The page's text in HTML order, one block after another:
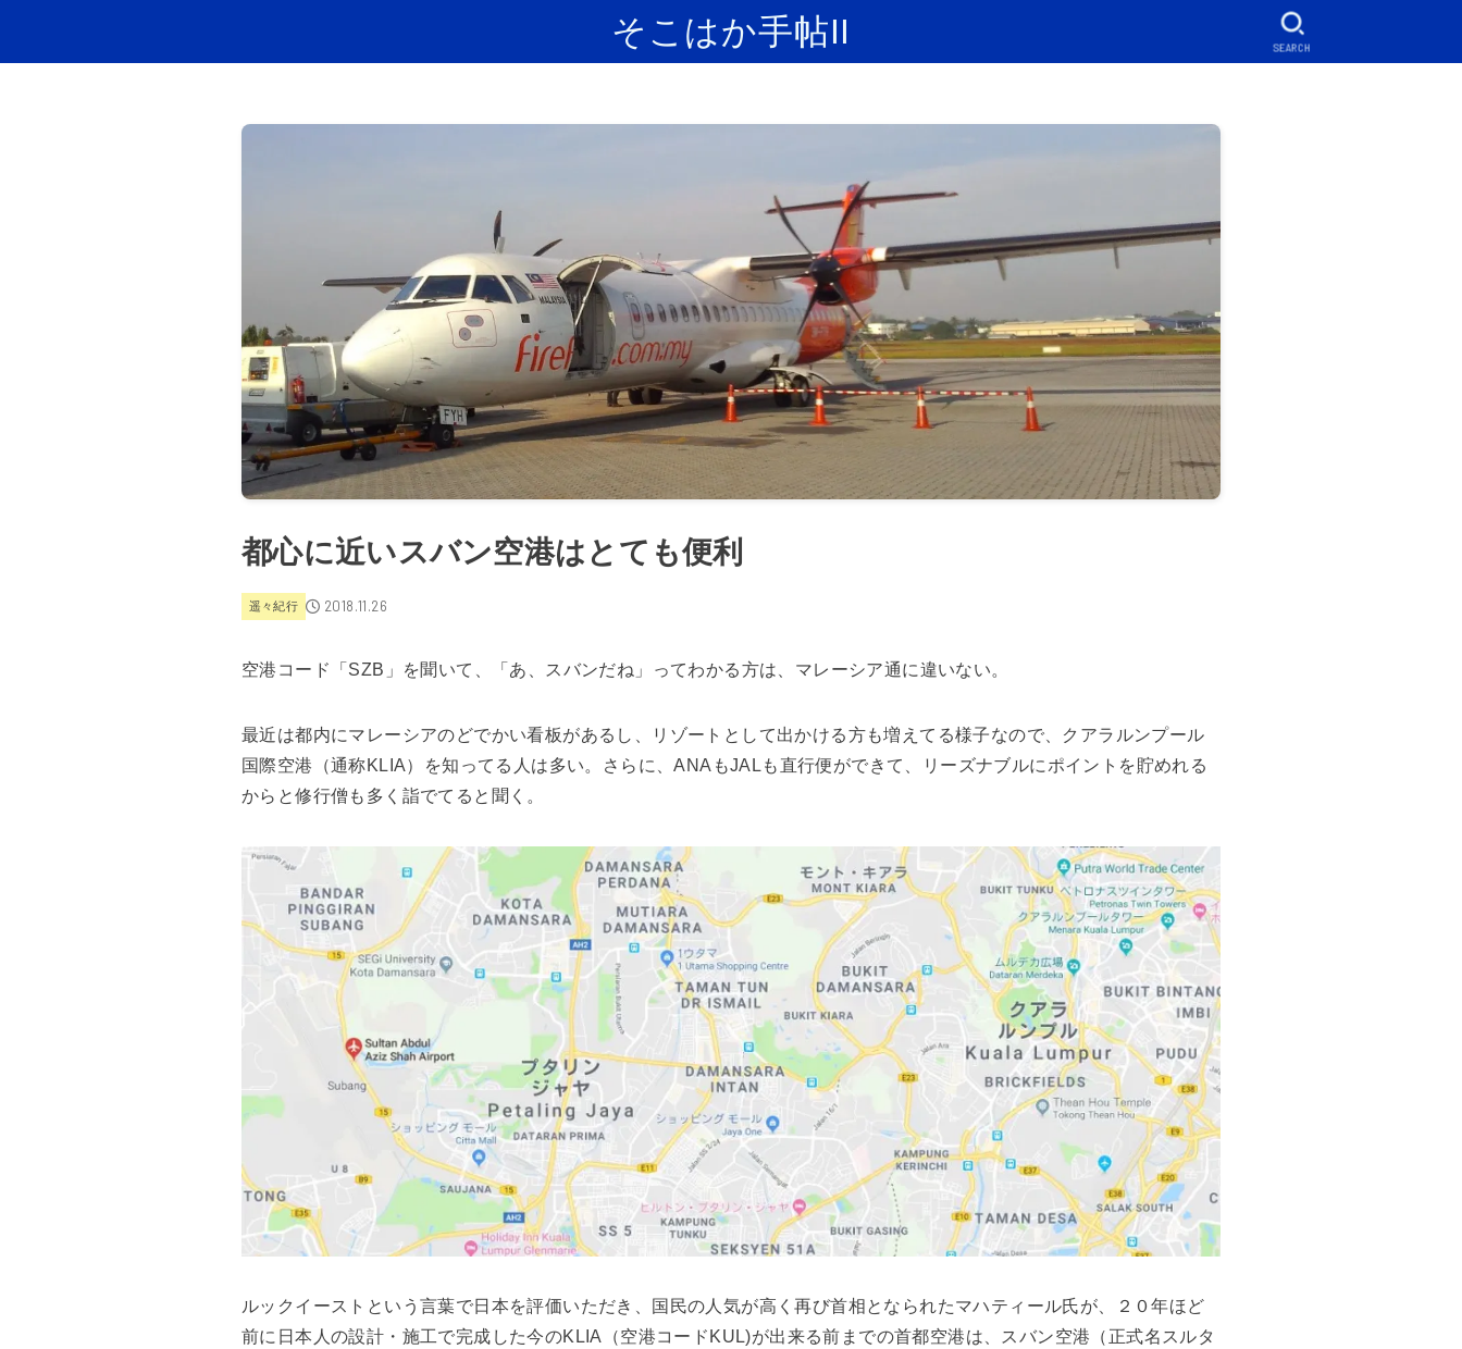
そこはか手帖II SEARCH
都心に近いスバン空港はとても便利
遥々紀行 2018.11.26
空港コード「SZB」を聞いて、「あ、スバンだね」ってわかる方は、マレーシア通に違いない。
最近は都内にマレーシアのどでかい看板があるし、リゾートとして出かける方も増えてる様子なので、クアラルンプール
国際空港（通称KLIA）を知ってる人は多い。さらに、ANAもJALも直行便ができて、リーズナブルにポイントを貯めれる
からと修行僧も多く詣でてると聞く。
ルックイーストという言葉で日本を評価いただき、国民の人気が高く再び首相となられたマハティール氏が、２０年ほど
前に日本人の設計・施工で完成した今のKLIA（空港コードKUL)が出来る前までの首都空港は、スバン空港（正式名スルタ